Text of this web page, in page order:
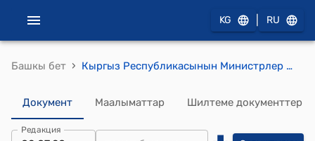
KG RU
Башкы бет › Кыргыз Республикасынын Министрлер Кабинетинин 2023-жылдын 5-декабрындагы № 644 "Креативдүү индустриялар паркы чөйрөсүндөгү айрым маселелер жөнүндө" токтому
Документ Маалыматтар Шилтеме документтер
Редакция